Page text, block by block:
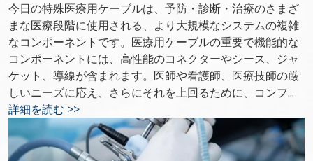
今日の特殊医療用ケーブルは、予防・診断・治療のさまざ
まな医療段階に使用される、より大規模なシステムの複雑
なコンポーネントです。医療用ケーブルの重要で機能的な
コンポーネントには、高性能のコネクターやシース、ジャ
ケット、導線が含まれます。医師や看護師、医療技師の厳
しいニーズに応え、さらにそれを上回るために、コンフ...
詳細を読む >>